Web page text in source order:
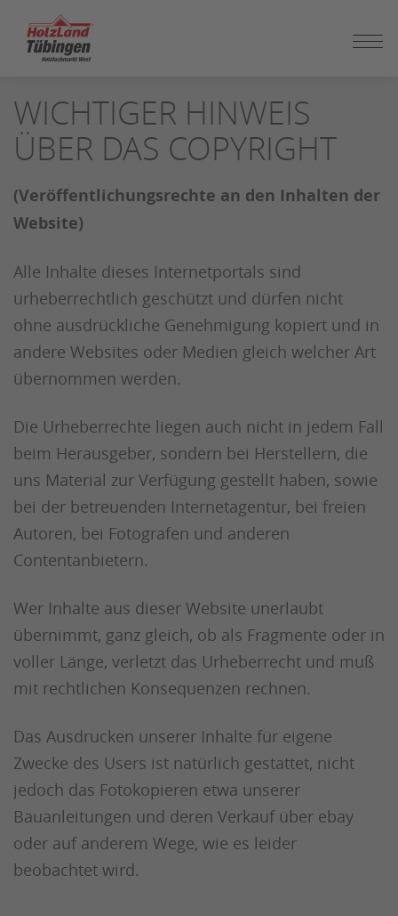
SEITENINHALT
SPRINGEN
WICHTIGER HINWEIS
ÜBER DAS COPYRIGHT
(Veröffentlichungsrechte an den Inhalten der
Website)
Alle Inhalte dieses Internetportals sind
urheberrechtlich geschützt und dürfen nicht
ohne ausdrückliche Genehmigung kopiert und in
andere Websites oder Medien gleich welcher Art
übernommen werden.
Die Urheberrechte liegen auch nicht in jedem Fall
beim Herausgeber, sondern bei Herstellern, die
uns Material zur Verfügung gestellt haben, sowie
bei der betreuenden Internetagentur, bei freien
Autoren, bei Fotografen und anderen
Contentanbietern.
Wer Inhalte aus dieser Website unerlaubt
übernimmt, ganz gleich, ob als Fragmente oder in
voller Länge, verletzt das Urheberrecht und muß
mit rechtlichen Konsequenzen rechnen.
Das Ausdrucken unserer Inhalte für eigene
Zwecke des Users ist natürlich gestattet, nicht
jedoch das Fotokopieren etwa unserer
Bauanleitungen und deren Verkauf über ebay
oder auf anderem Wege, wie es leider
beobachtet wird.